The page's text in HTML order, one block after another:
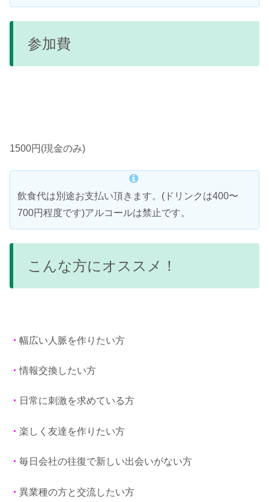
参加費
1500円(現金のみ)
飲食代は別途お支払い頂きます。(ドリンクは400〜
700円程度です)アルコールは禁止です。
こんな方にオススメ！
・ 幅広い人脈を作りたい方
・情報交換したい方
・ 日常に刺激を求めている方
・ 楽しく友達を作りたい方
・ 毎日会社の往復で新しい出会いがない方
・ 異業種の方と交流したい方